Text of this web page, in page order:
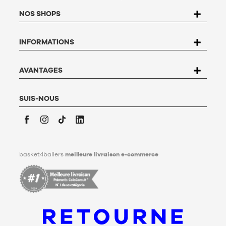
fichiers et aux libertés, vous disposez d’un droit d’accès, de
rectification, d’opposition et de suppression des données qui
Basket4Ballers, 104 rue de Hochfelden, 67200 Strasbourg ou
compléter le formulaire «Contacter le Service client». Pour en
Basket4Ballers informe l’utilisateur qu’il peut définir, de son
vivant, des directives relatives à la conservation, à
personnelles après son décès. Pour en savoir plus,
NOS SHOPS
INFORMATIONS
AVANTAGES
SUIS-NOUS
basket4ballers meilleure livraison e-commerce